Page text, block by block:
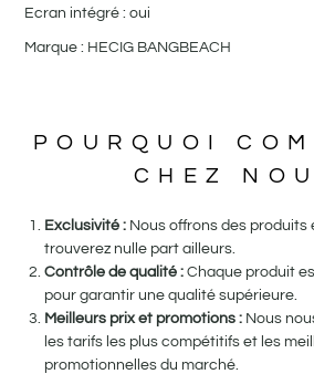
Ecran intégré : oui
Marque : HECIG BANGBEACH
POURQUOI
CHEZ
Exclusivité : Nous offrons des produits
trouverez nulle part ailleurs.
Contrôle de qualité : Chaque produit
pour garantir une qualité supérieure.
Meilleurs prix et promotions : Nous
les tarifs les plus compétitifs et les
promotionnelles du marché.